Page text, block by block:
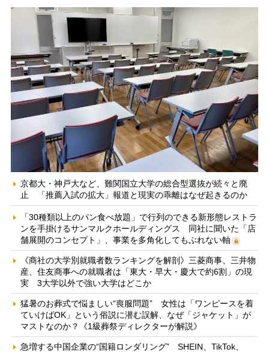
京都大・神戸大など、難関国立大学の総合型選抜が続々と廃
止 「推薦入試の拡大」報道と現実の乖離はなぜ起きるのか
「30種類以上のパン食べ放題」で行列のできる新形態レストラ
ンを手掛けるサンマルクホールディングス 同社に聞いた「店
舗展開のコンセプト」、事業を多角化してもぶれない軸
《商社の大学別就職者数ランキングを解剖》三菱商事、三井物
産、住友商事への就職者は「東大・早大・慶大で約6割」の現
実 3大学以外で強い大学はどこか
猛暑のお葬式で悩ましい“喪服問題” 女性は「ワンピースを着
ていけばOK」という俗説に潜む誤解、なぜ「ジャケット」が
マストなのか？《1級葬祭ディレクターが解説》
急増する中国企業の“国籍ロンダリング” SHEIN、TikTok、